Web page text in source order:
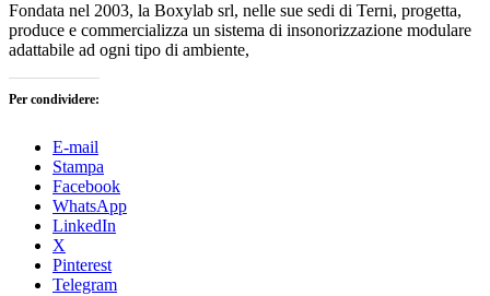
Fondata nel 2003, la Boxylab srl, nelle sue sedi di Terni, progetta,
produce e commercializza un sistema di insonorizzazione modulare
adattabile ad ogni tipo di ambiente,
Per condividere:
E-mail
Stampa
Facebook
WhatsApp
LinkedIn
X
Pinterest
Telegram